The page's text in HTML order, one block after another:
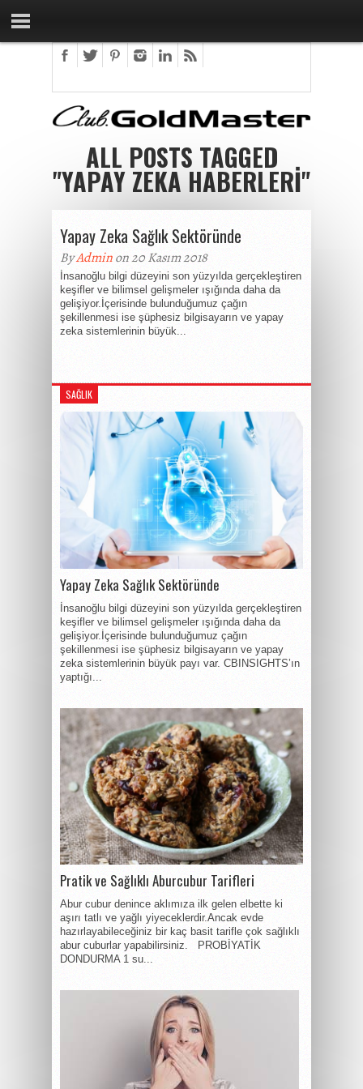
ALL POSTS TAGGED
"YAPAY ZEKA HABERLERI"
Yapay Zeka Sağlık Sektöründe
ByAdminon 20 Kasım 2018
İnsanoğlu bilgi düzeyini son yüzyılda gerçekleştiren
keşifler ve bilimsel gelişmeler ışığında daha da
gelişiyor.İçerisinde bulunduğumuz çağın
şekillenmesi ise şüphesiz bilgisayarın ve yapay
zeka sistemlerinin büyük...
SAĞLIK
Yapay Zeka Sağlık Sektöründe
İnsanoğlu bilgi düzeyini son yüzyılda gerçekleştiren
keşifler ve bilimsel gelişmeler ışığında daha da
gelişiyor.İçerisinde bulunduğumuz çağın
şekillenmesi ise şüphesiz bilgisayarın ve yapay
zeka sistemlerinin büyük payı var. CBINSIGHTS’ın
yaptığı...
Pratik ve Sağlıklı Aburcubur Tarifleri
Abur cubur denince aklımıza ilk gelen elbette ki
aşırı tatlı ve yağlı yiyeceklerdir.Ancak evde
hazırlayabileceğiniz bir kaç basit tarifle çok sağlıklı
abur cuburlar yapabilirsiniz. PROBİYATİK
DONDURMA 1 su...